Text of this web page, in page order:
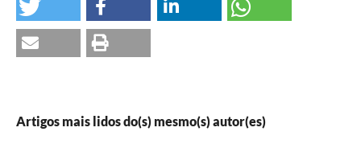
Artigos mais lidos do(s) mesmo(s) autor(es)